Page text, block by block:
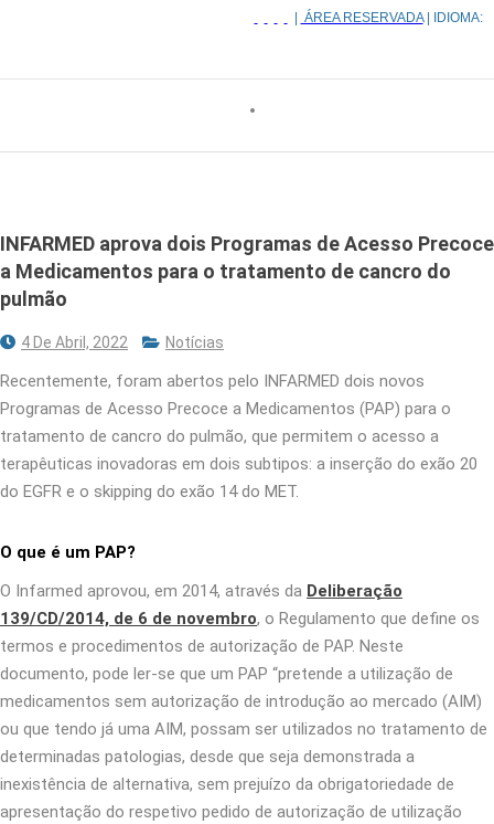
ÁREA RESERVADA| IDIOMA:
INFARMED aprova dois Programas de Acesso Precoce
a Medicamentos para o tratamento de cancro do
pulmão
4 De Abril, 2022 Notícias
Recentemente, foram abertos pelo INFARMED dois novos
Programas de Acesso Precoce a Medicamentos (PAP) para o
tratamento de cancro do pulmão, que permitem o acesso a
terapêuticas inovadoras em dois subtipos: a inserção do exão 20
do EGFR e o skipping do exão 14 do MET.
O que é um PAP?
O Infarmed aprovou, em 2014, através da Deliberação
139/CD/2014, de 6 de novembro, o Regulamento que define os
termos e procedimentos de autorização de PAP. Neste
documento, pode ler-se que um PAP “pretende a utilização de
medicamentos sem autorização de introdução ao mercado (AIM)
ou que tendo já uma AIM, possam ser utilizados no tratamento de
determinadas patologias, desde que seja demonstrada a
inexistência de alternativa, sem prejuízo da obrigatoriedade de
apresentação do respetivo pedido de autorização de utilização